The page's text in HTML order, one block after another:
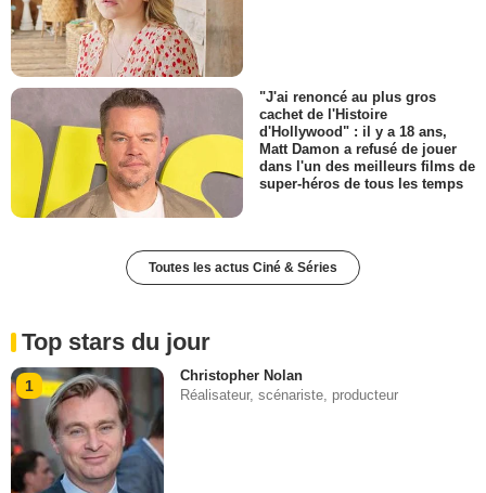
"J'ai renoncé au plus gros
cachet de l'Histoire
d'Hollywood" : il y a 18 ans,
Matt Damon a refusé de jouer
dans l'un des meilleurs films de
super-héros de tous les temps
Toutes les actus Ciné & Séries
Top stars du jour
1
Christopher Nolan
Réalisateur, scénariste, producteur